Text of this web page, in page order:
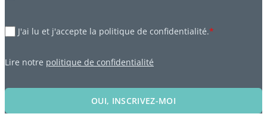
J'ai lu et j'accepte la politique de confidentialité.*
Lire notre politique de confidentialité
OUI, INSCRIVEZ-MOI